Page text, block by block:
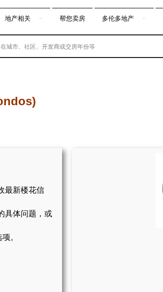
地产相关 帮您卖房 多伦多地产
最新楼花信
具体问题，或
。